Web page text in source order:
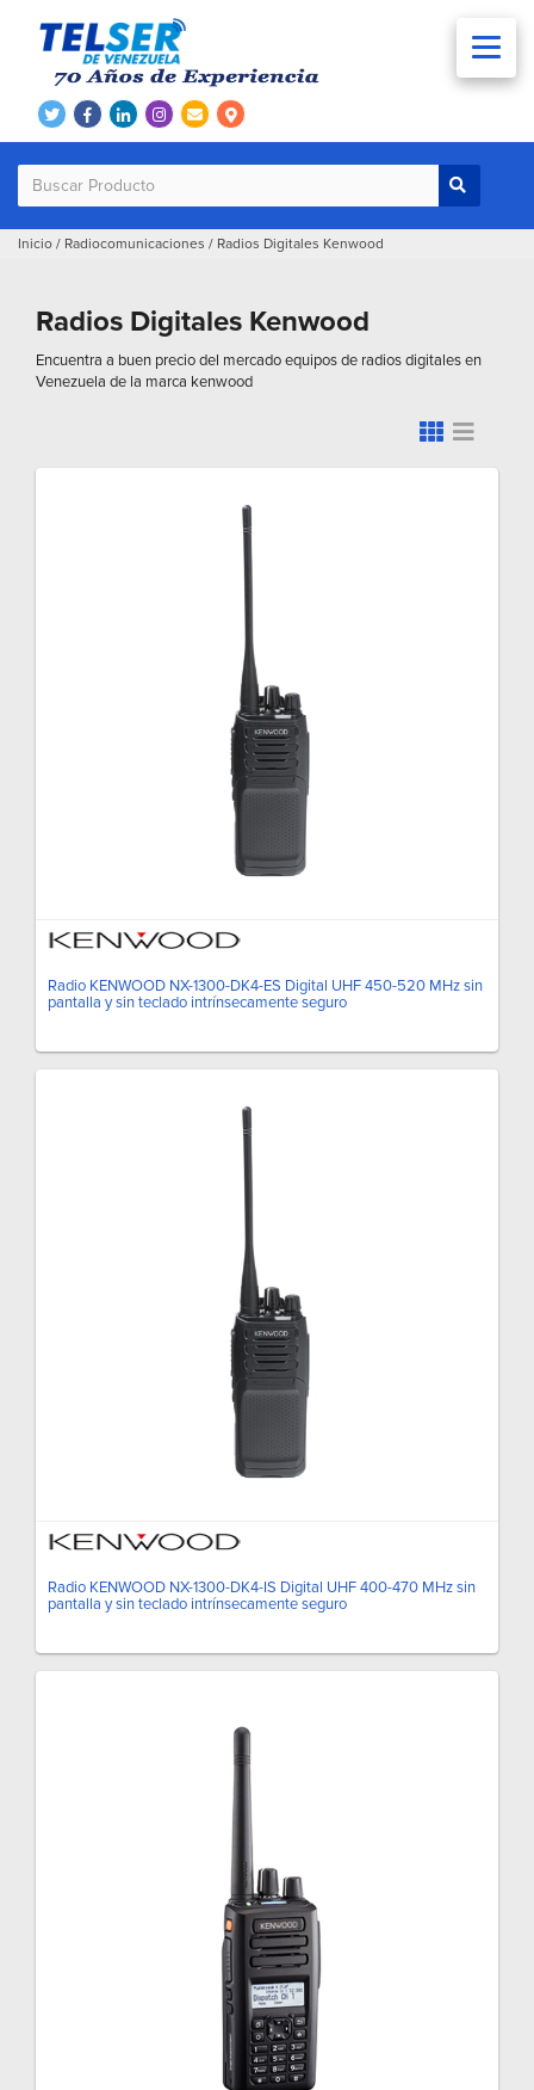
Inicio / Radiocomunicaciones / Radios Digitales Kenwood
Radios Digitales Kenwood
Encuentra a buen precio del mercado equipos de radios digitales en
Venezuela de la marca kenwood
Radio KENWOOD NX-1300-DK4-ES Digital UHF 450-520 MHz sin
pantalla y sin teclado intrínsecamente seguro
Radio KENWOOD NX-1300-DK4-IS Digital UHF 400-470 MHz sin
pantalla y sin teclado intrínsecamente seguro